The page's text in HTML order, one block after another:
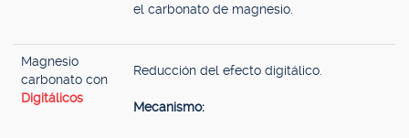
el carbonato de magnesio.
Magnesio
carbonato con
Digitálicos
Reducción del efecto digitálico.
Mecanismo: